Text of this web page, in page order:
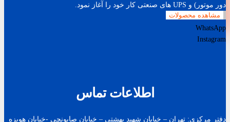
مشاهده محصولات
دور موتور) و UPS های صنعتی کار خود را آغاز نمود.
WhatsApp
Instagram
اطلاعات تماس
دفتر مرکزی: تهران – خیابان شهید بهشتی – خیابان صابونچی -خیابان هويزه